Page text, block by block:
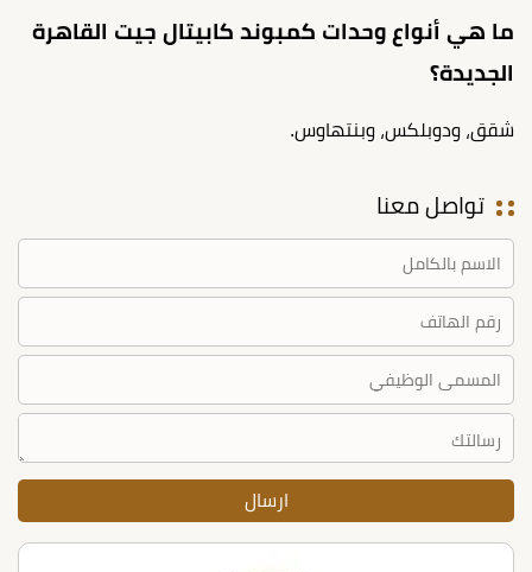
ما هي أنواع وحدات كمبوند كابيتال جيت القاهرة
الجديدة؟
شقق، ودوبلكس، وبنتهاوس.
تواصل معنا